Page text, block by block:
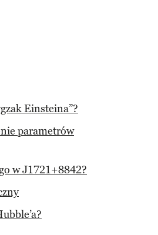
Einsteina”?
parametrów
w J1721+8842?